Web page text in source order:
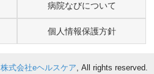
病院なびについて
個人情報保護方針
株式会社eヘルスケア, All rights reserved.